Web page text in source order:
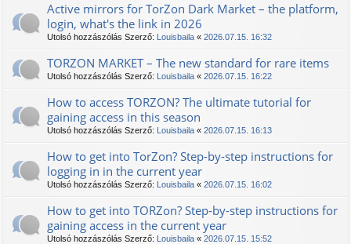
Active mirrors for TorZon Dark Market – the platform,
login, what's the link in 2026
Utolsó hozzászólás Szerző: Louisbaila « 2026.07.15. 16:32
TORZON MARKET – The new standard for rare items
Utolsó hozzászólás Szerző: Louisbaila « 2026.07.15. 16:22
How to access ТОRZON? The ultimate tutorial for
gaining access in this season
Utolsó hozzászólás Szerző: Louisbaila « 2026.07.15. 16:13
How to get into TorZon? Step-by-step instructions for
logging in in the current year
Utolsó hozzászólás Szerző: Louisbaila « 2026.07.15. 16:02
How to get into TORZon? Step-by-step instructions for
gaining access in the current year
Utolsó hozzászólás Szerző: Louisbaila « 2026.07.15. 15:52